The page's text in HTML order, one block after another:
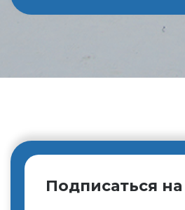
Подписаться